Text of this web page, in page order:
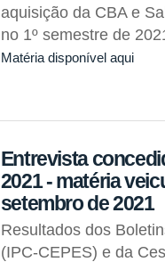
aquisição da CBA e
no 1º semestre de
Matéria disponível aqui
Entrevista
2021 - matéria
setembro de 2021
Resultados dos
(IPC-CEPES) e da